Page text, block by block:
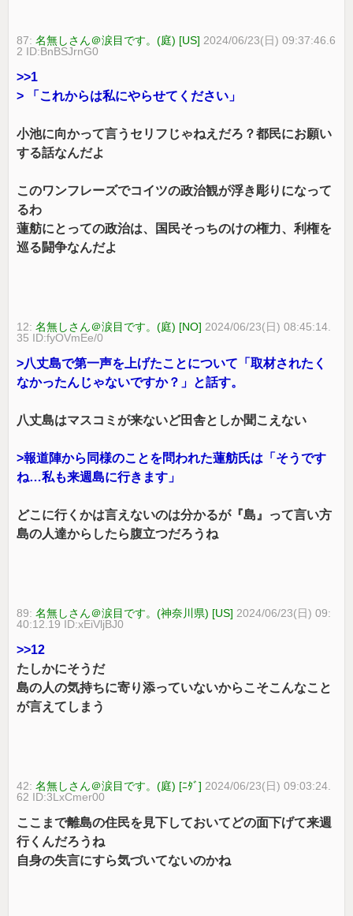
87:名無しさん＠涙目です。(庭) [US] 2024/06/23(日) 09:37:46.6
2 ID:BnBSJrnG0
>>1
> 「これからは私にやらせてください」
小池に向かって言うセリフじゃねえだろ？都民にお願い
する話なんだよ
このワンフレーズでコイツの政治観が浮き彫りになって
るわ
蓮舫にとっての政治は、国民そっちのけの権力、利権を
巡る闘争なんだよ
12:名無しさん＠涙目です。(庭) [NO] 2024/06/23(日) 08:45:14.
35 ID:fyOVmEe/0
>八丈島で第一声を上げたことについて「取材されたく
なかったんじゃないですか？」と話す。
八丈島はマスコミが来ないど田舎としか聞こえない
>報道陣から同様のことを問われた蓮舫氏は「そうです
ね…私も来週島に行きます」
どこに行くかは言えないのは分かるが『島』って言い方
島の人達からしたら腹立つだろうね
89:名無しさん＠涙目です。(神奈川県) [US] 2024/06/23(日) 09:
40:12.19 ID:xEiVljBJ0
>>12
たしかにそうだ
島の人の気持ちに寄り添っていないからこそこんなこと
が言えてしまう
42:名無しさん＠涙目です。(庭) [ﾆﾀﾞ] 2024/06/23(日) 09:03:24.
62 ID:3LxCmer00
ここまで離島の住民を見下しておいてどの面下げて来週
行くんだろうね
自身の失言にすら気づいてないのかね